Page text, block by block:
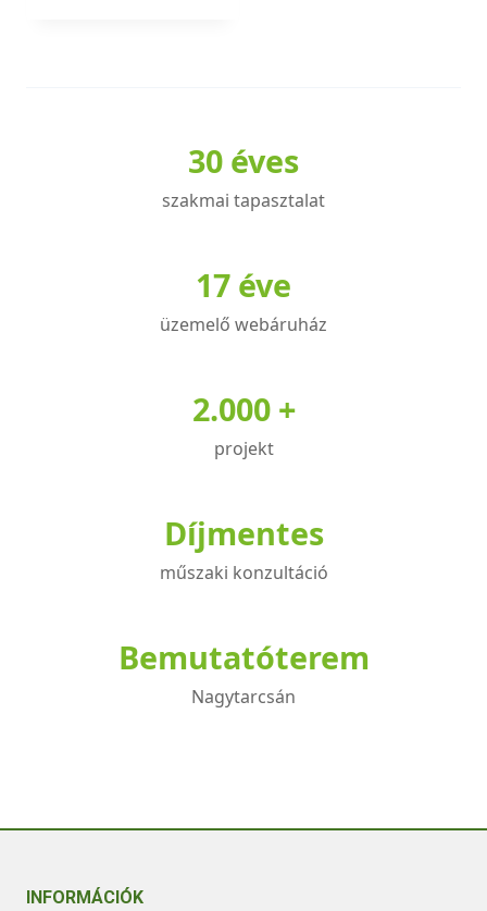
30 éves
szakmai tapasztalat
17 éve
üzemelő webáruház
2.000 +
projekt
Díjmentes
műszaki konzultáció
Bemutatóterem
Nagytarcsán
INFORMÁCIÓK